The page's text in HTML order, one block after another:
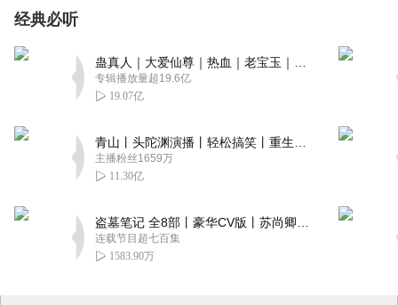
经典必听
专辑播放量超19.6亿
19.07亿
主播粉丝1659万
11.30亿
连载节目超七百集
1583.90万